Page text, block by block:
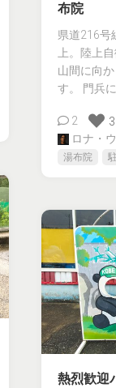
布院
県道216号
上。陸上
山間に向
す。 門兵
2
3
ロナ・
湯布院
熱烈歓迎